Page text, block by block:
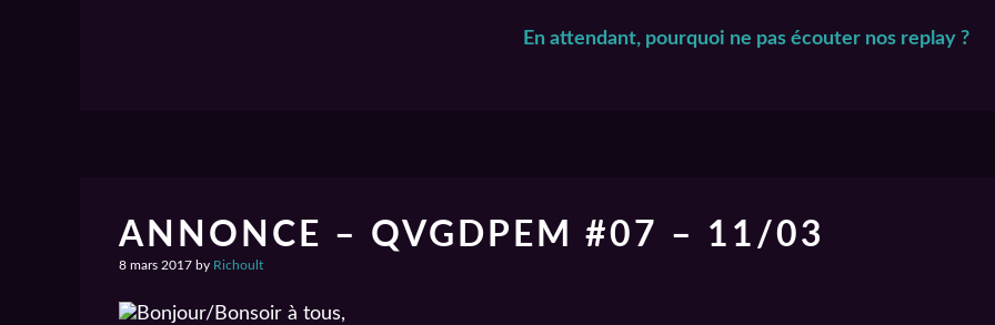
En attendant, pourquoi ne pas écouter nos replay ?
ANNONCE – QVGDPEM #07 – 11/03
8 mars 2017 by Richoult
Bonjour/Bonsoir à tous,